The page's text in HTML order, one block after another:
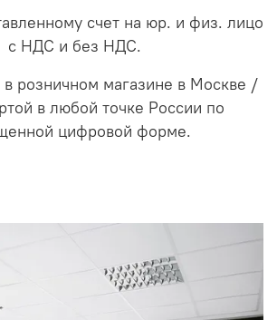
счет на юр. и физ. лицо
с НДС и без НДС.
в розничном магазине в Москве /
в любой точке России по
цифровой форме.